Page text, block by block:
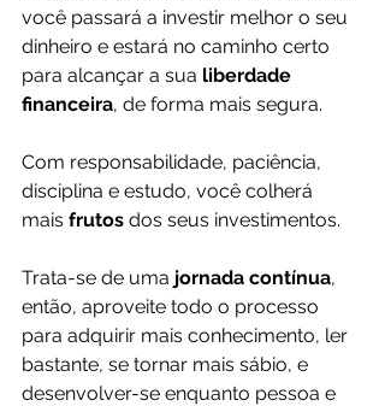
você passará a investir melhor o seu
dinheiro e estará no caminho certo
para alcançar a sua liberdade
financeira, de forma mais segura.
Com responsabilidade, paciência,
disciplina e estudo, você colherá
mais frutos dos seus investimentos.
Trata-se de uma jornada contínua,
então, aproveite todo o processo
para adquirir mais conhecimento, ler
bastante, se tornar mais sábio, e
desenvolver-se enquanto pessoa e